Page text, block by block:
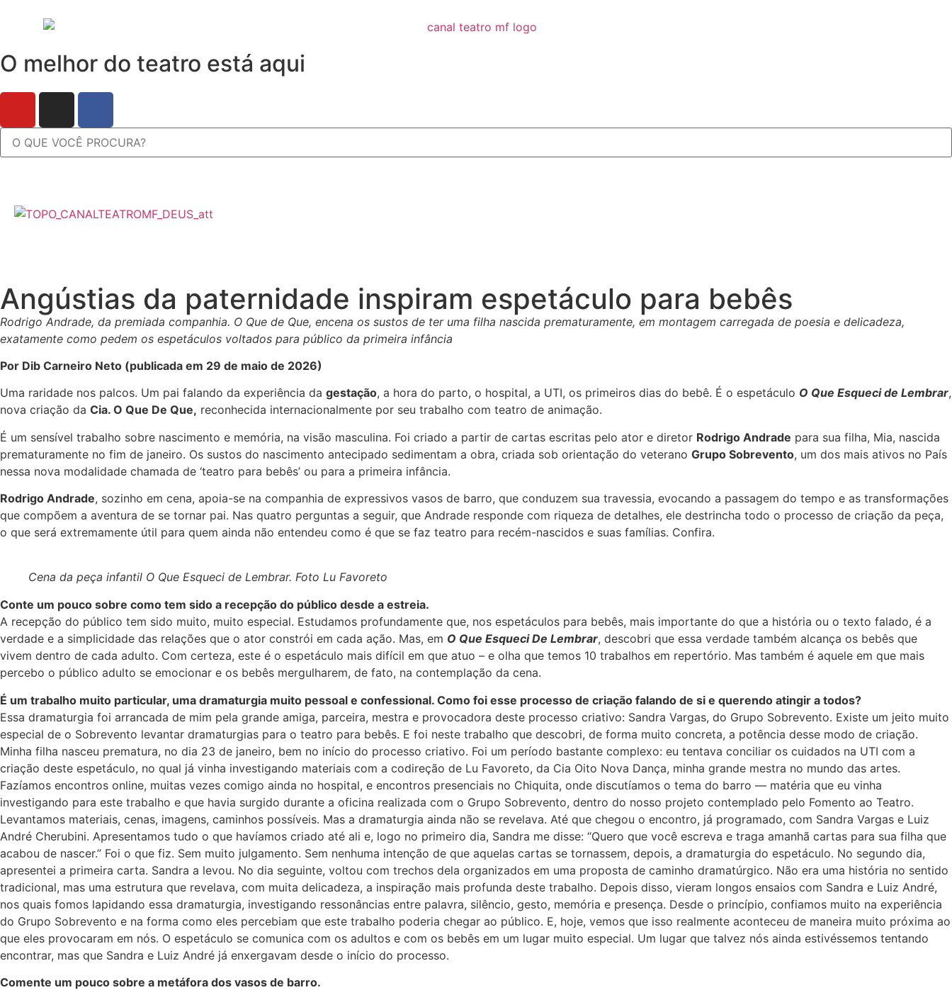
O melhor do teatro está aqui
Angústias da paternidade inspiram espetáculo para bebês
Rodrigo Andrade, da premiada companhia. O Que de Que, encena os sustos de ter uma filha nascida prematuramente, em montagem carregada de poesia e delicadeza,
exatamente como pedem os espetáculos voltados para público da primeira infância
Por Dib Carneiro Neto (publicada em 29 de maio de 2026)
Uma raridade nos palcos. Um pai falando da experiência da gestação, a hora do parto, o hospital, a UTI, os primeiros dias do bebê. É o espetáculo O Que Esqueci de Lembrar,
nova criação da Cia. O Que De Que, reconhecida internacionalmente por seu trabalho com teatro de animação.
É um sensível trabalho sobre nascimento e memória, na visão masculina. Foi criado a partir de cartas escritas pelo ator e diretor Rodrigo Andrade para sua filha, Mia, nascida
prematuramente no fim de janeiro. Os sustos do nascimento antecipado sedimentam a obra, criada sob orientação do veterano Grupo Sobrevento, um dos mais ativos no País
nessa nova modalidade chamada de ‘teatro para bebês’ ou para a primeira infância.
Rodrigo Andrade, sozinho em cena, apoia-se na companhia de expressivos vasos de barro, que conduzem sua travessia, evocando a passagem do tempo e as transformações
que compõem a aventura de se tornar pai. Nas quatro perguntas a seguir, que Andrade responde com riqueza de detalhes, ele destrincha todo o processo de criação da peça,
o que será extremamente útil para quem ainda não entendeu como é que se faz teatro para recém-nascidos e suas famílias. Confira.
Cena da peça infantil O Que Esqueci de Lembrar. Foto Lu Favoreto
Conte um pouco sobre como tem sido a recepção do público desde a estreia.
A recepção do público tem sido muito, muito especial. Estudamos profundamente que, nos espetáculos para bebês, mais importante do que a história ou o texto falado, é a
verdade e a simplicidade das relações que o ator constrói em cada ação. Mas, em O Que Esqueci De Lembrar, descobri que essa verdade também alcança os bebês que
vivem dentro de cada adulto. Com certeza, este é o espetáculo mais difícil em que atuo – e olha que temos 10 trabalhos em repertório. Mas também é aquele em que mais
percebo o público adulto se emocionar e os bebês mergulharem, de fato, na contemplação da cena.
É um trabalho muito particular, uma dramaturgia muito pessoal e confessional. Como foi esse processo de criação falando de si e querendo atingir a todos?
Essa dramaturgia foi arrancada de mim pela grande amiga, parceira, mestra e provocadora deste processo criativo: Sandra Vargas, do Grupo Sobrevento. Existe um jeito muito
especial de o Sobrevento levantar dramaturgias para o teatro para bebês. E foi neste trabalho que descobri, de forma muito concreta, a potência desse modo de criação.
Minha filha nasceu prematura, no dia 23 de janeiro, bem no início do processo criativo. Foi um período bastante complexo: eu tentava conciliar os cuidados na UTI com a
criação deste espetáculo, no qual já vinha investigando materiais com a codireção de Lu Favoreto, da Cia Oito Nova Dança, minha grande mestra no mundo das artes.
Fazíamos encontros online, muitas vezes comigo ainda no hospital, e encontros presenciais no Chiquita, onde discutíamos o tema do barro — matéria que eu vinha
investigando para este trabalho e que havia surgido durante a oficina realizada com o Grupo Sobrevento, dentro do nosso projeto contemplado pelo Fomento ao Teatro.
Levantamos materiais, cenas, imagens, caminhos possíveis. Mas a dramaturgia ainda não se revelava. Até que chegou o encontro, já programado, com Sandra Vargas e Luiz
André Cherubini. Apresentamos tudo o que havíamos criado até ali e, logo no primeiro dia, Sandra me disse: “Quero que você escreva e traga amanhã cartas para sua filha que
acabou de nascer.” Foi o que fiz. Sem muito julgamento. Sem nenhuma intenção de que aquelas cartas se tornassem, depois, a dramaturgia do espetáculo. No segundo dia,
apresentei a primeira carta. Sandra a levou. No dia seguinte, voltou com trechos dela organizados em uma proposta de caminho dramatúrgico. Não era uma história no sentido
tradicional, mas uma estrutura que revelava, com muita delicadeza, a inspiração mais profunda deste trabalho. Depois disso, vieram longos ensaios com Sandra e Luiz André,
nos quais fomos lapidando essa dramaturgia, investigando ressonâncias entre palavra, silêncio, gesto, memória e presença. Desde o princípio, confiamos muito na experiência
do Grupo Sobrevento e na forma como eles percebiam que este trabalho poderia chegar ao público. E, hoje, vemos que isso realmente aconteceu de maneira muito próxima ao
que eles provocaram em nós. O espetáculo se comunica com os adultos e com os bebês em um lugar muito especial. Um lugar que talvez nós ainda estivéssemos tentando
encontrar, mas que Sandra e Luiz André já enxergavam desde o início do processo.
Comente um pouco sobre a metáfora dos vasos de barro.